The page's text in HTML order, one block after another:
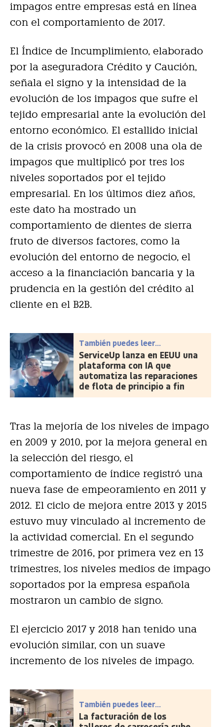
impagos entre empresas está en línea
con el comportamiento de 2017.
El Índice de Incumplimiento, elaborado
por la aseguradora Crédito y Caución,
señala el signo y la intensidad de la
evolución de los impagos que sufre el
tejido empresarial ante la evolución del
entorno económico. El estallido inicial
de la crisis provocó en 2008 una ola de
impagos que multiplicó por tres los
niveles soportados por el tejido
empresarial. En los últimos diez años,
este dato ha mostrado un
comportamiento de dientes de sierra
fruto de diversos factores, como la
evolución del entorno de negocio, el
acceso a la financiación bancaria y la
prudencia en la gestión del crédito al
cliente en el B2B.
También puedes leer...
ServiceUp lanza en EEUU una
plataforma con IA que
automatiza las reparaciones
de flota de principio a fin
Tras la mejoría de los niveles de impago
en 2009 y 2010, por la mejora general en
la selección del riesgo, el
comportamiento de índice registró una
nueva fase de empeoramiento en 2011 y
2012. El ciclo de mejora entre 2013 y 2015
estuvo muy vinculado al incremento de
la actividad comercial. En el segundo
trimestre de 2016, por primera vez en 13
trimestres, los niveles medios de impago
soportados por la empresa española
mostraron un cambio de signo.
El ejercicio 2017 y 2018 han tenido una
evolución similar, con un suave
incremento de los niveles de impago.
También puedes leer...
La facturación de los